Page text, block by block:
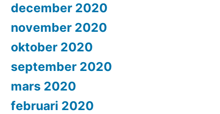
december 2020
november 2020
oktober 2020
september 2020
mars 2020
februari 2020